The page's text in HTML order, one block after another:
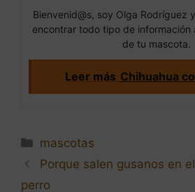
Bienvenid@s, soy Olga Rodríguez
encontrar todo tipo de información
de tu mascota.
Leer más Chihuahua
Categorías
mascotas
Navegación
Porque salen gusanos en
perro